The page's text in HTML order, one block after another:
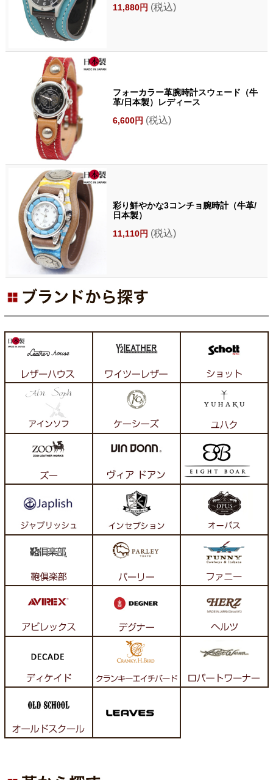
11,880円 (税込)
フォーカラー革腕時計スウェード（牛
革/日本製）レディース
6,600円 (税込)
彩り鮮やかな3コンチョ腕時計（牛革/
日本製）
11,110円 (税込)